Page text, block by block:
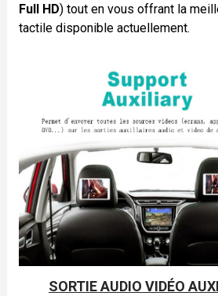
Full HD) tout en vous offrant la
tactile disponible actuellement.
SORTIE AUDIO VIDÉO